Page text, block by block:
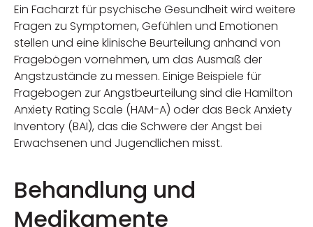
Ein Facharzt für psychische Gesundheit wird weitere
Fragen zu Symptomen, Gefühlen und Emotionen
stellen und eine klinische Beurteilung anhand von
Fragebögen vornehmen, um das Ausmaß der
Angstzustände zu messen. Einige Beispiele für
Fragebogen zur Angstbeurteilung sind die Hamilton
Anxiety Rating Scale (HAM-A) oder das Beck Anxiety
Inventory (BAI), das die Schwere der Angst bei
Erwachsenen und Jugendlichen misst.
Behandlung und
Medikamente